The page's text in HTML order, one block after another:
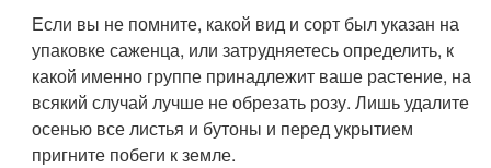
Если вы не помните, какой вид и сорт был указан на
упаковке саженца, или затрудняетесь определить, к
какой именно группе принадлежит ваше растение, на
всякий случай лучше не обрезать розу. Лишь удалите
осенью все листья и бутоны и перед укрытием
пригните побеги к земле.